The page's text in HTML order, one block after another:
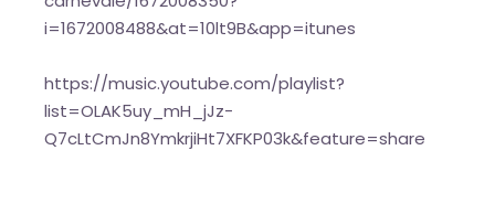
i=1672008488&at=10lt9B&app=itunes
https://music.youtube.com/playlist?
list=OLAK5uy_mH_jJz-
Q7cLtCmJn8YmkrjiHt7XFKP03k&feature=share